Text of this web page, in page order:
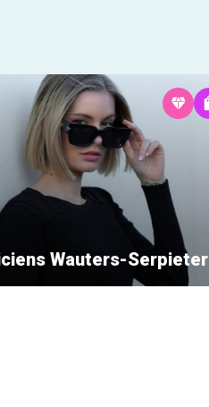
Wauters-Serpieter